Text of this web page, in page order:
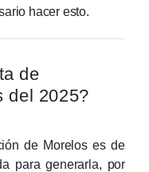
hacer esto.
de
del 2025?
de Morelos es de
para generarla, por